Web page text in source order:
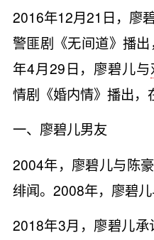
2016年12月21日，廖
警匪剧《无间道》播
年4月29日，廖碧儿与
情剧《婚内情》播出，
一、廖碧儿男友
2004年，廖碧儿与陈
绯闻。2008年，廖碧儿
2018年3月，廖碧儿